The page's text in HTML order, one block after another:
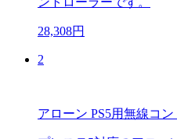
28,308円
2
アローン PS5用無線コ